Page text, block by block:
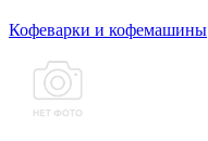
Кофеварки и кофемашины